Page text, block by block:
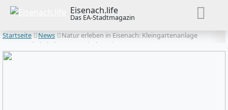
Eisenach.life
Das EA-Stadtmagazin
Startseite
News
Natur erleben in Eisenach: Kleingartenanlage
Sonnenschein lädt zum Entdecken ein